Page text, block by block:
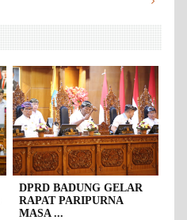
DPRD BADUNG GELAR
RAPAT PARIPURNA
MASA ...